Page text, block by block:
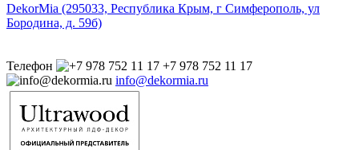
DekorMia (295033, Республика Крым, г Симферополь, ул
Бородина, д. 59б)
Телефон
+7 978 752 11 17
info@dekormia.ru